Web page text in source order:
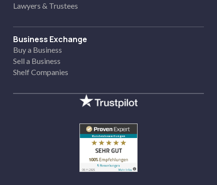
Lawyers & Trustees
Business Exchange
Buy a Business
Sell a Business
Shelf Companies